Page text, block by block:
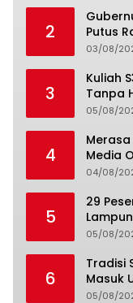
2
Putus
03/08/
3
Kuliah
Tanpa
05/08/
4
Media
04/08/
5
29
05/08/
6
Tradisi
Masuk
05/08/